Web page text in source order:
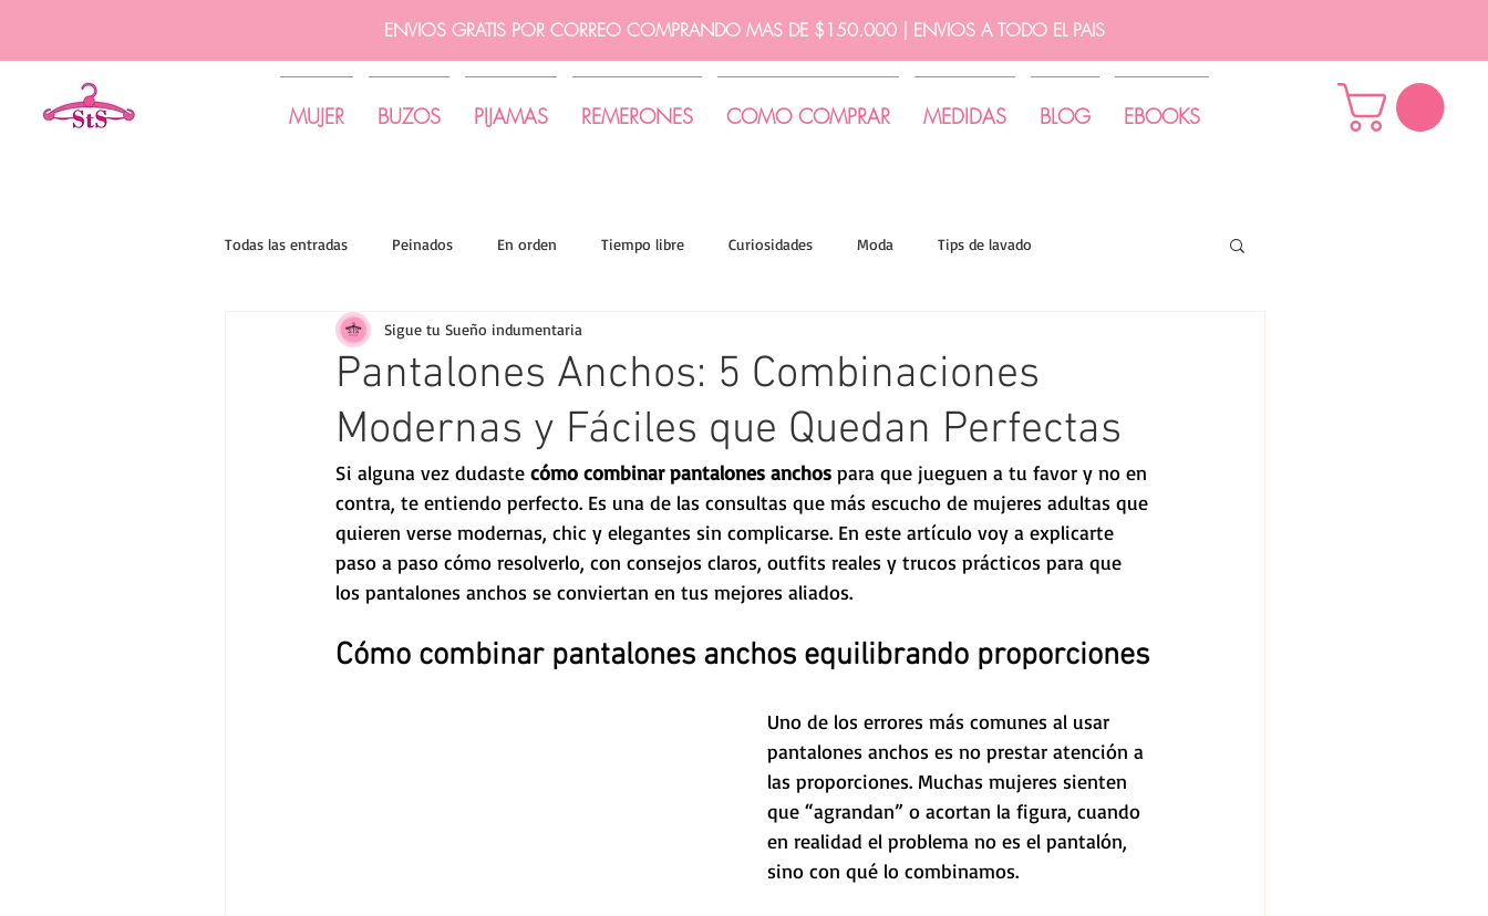
ENVIOS GRATIS POR CORREO COMPRANDO MAS DE $150.000 | ENVIOS A TODO EL PAIS
MUJER BUZOS PIJAMAS REMERONES COMO COMPRAR MEDIDAS BLOG EBOOKS
Todas las entradas Peinados En orden Tiempo libre Curiosidades Moda Tips de lavado
Tips de moda | Sigue tu sueño
Pantalones Anchos: 5 Combinaciones
Modernas y Fáciles que Quedan Perfectas
Sigue tu Sueño indumentaria
Si alguna vez dudaste cómo combinar pantalones anchos para que jueguen a tu favor y no en
contra, te entiendo perfecto. Es una de las consultas que más escucho de mujeres adultas que
quieren verse modernas, chic y elegantes sin complicarse. En este artículo voy a explicarte
paso a paso cómo resolverlo, con consejos claros, outfits reales y trucos prácticos para que
los pantalones anchos se conviertan en tus mejores aliados.
Cómo combinar pantalones anchos equilibrando proporciones
Uno de los errores más comunes al usar
pantalones anchos es no prestar atención a
las proporciones. Muchas mujeres sienten
que “agrandan” o acortan la figura, cuando
en realidad el problema no es el pantalón,
sino con qué lo combinamos.